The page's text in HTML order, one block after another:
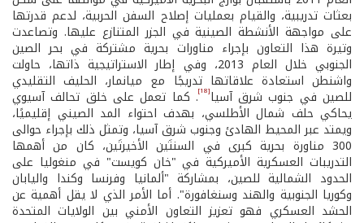
بعثات تدريبية، والقيام بعمليات إصلاح السفن الحربية، لدعم قدرتها
على مواجهة الأنشطة الصينية في الجزر المتنازع عليها. وتصاعدت
وتيرة هذا التعاون بإجراء مناورات بحرية مشتركة في بحر الصين
الجنوبي خلال العام 2013، وفي إطار الاستراتيجية ذاتها، حاولت
واشنطن استعادة علاقاتها تدريجًا مع ميانمار، الحليف التقليدي
للصين في جنوب شرق آسيا[18] . كما تعمل على خلق تحالف آسيوي
يحاكي حلف شمال الأطلسي، بهدف احتواء المد الصيني إقليميًا،
ويمتد عبر المحيط الهادئ وجنوب شرق آسيا، وتمثل ذلك بإجراء حوالى
300 مناورة بحرية كبرى في السنتَين الأخيرتَين، كان من أهمها
التدريبات العسكرية الأميركية في "خان كويست" في منغوليا على
الحدود الشمالية للصين، بمشاركة "ألمانيا وفرنسا وكندا واليابان
وكوريا الجنوبية والهند وسنغافورة". أما الأمر الذي لا يقل أهمية عن
الحشد العسكري فهو تعزيز التعاون الأمني بين الولايات المتحدة